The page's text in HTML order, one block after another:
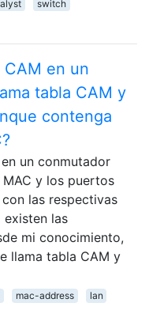
switch
CAM en un
tabla CAM y
contenga
un conmutador
y los puertos
las respectivas
existen las
mi conocimiento,
llama tabla CAM y
mac-address
lan